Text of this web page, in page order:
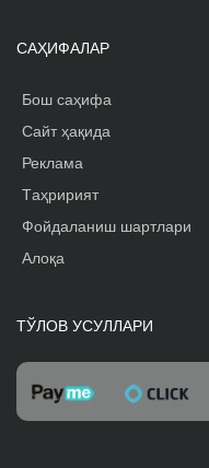
САҲИФАЛАР
Бош саҳифа
Сайт ҳақида
Реклама
Tаҳририят
Фойдаланиш шартлари
Алоқа
ТЎЛОВ УСУЛЛАРИ